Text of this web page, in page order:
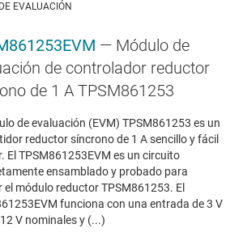
EVALUACIÓN
— Módulo de
de controlador reductor
de 1 A TPSM861253
de evaluación (EVM) TPSM861253 es un
reductor síncrono de 1 A sencillo y fácil
El TPSM861253EVM es un circuito
ensamblado y probado para
el módulo reductor TPSM861253. El
funciona con una entrada de 3 V
V nominales y (...)